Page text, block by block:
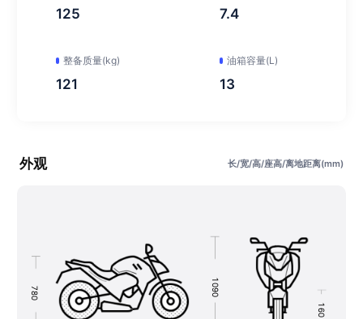
125 7.4
整备质量(kg)
121
油箱容量(L)
13
外观 长/宽/高/座高/离地距离(mm)
7
8
0
1
0
9
0
1
6
0